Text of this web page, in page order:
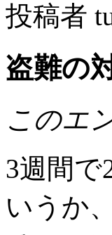
投稿者
盗難の
このエ
3週間
いうか